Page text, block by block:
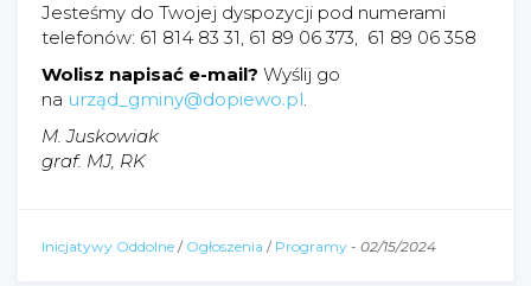
Jesteśmy do Twojej dyspozycji pod numerami
telefonów: 61 814 83 31, 61 89 06 373, 61 89 06 358
Wolisz napisać e-mail? Wyślij go
na urząd_gminy@dopiewo.pl.
M. Juskowiak
graf. MJ, RK
Inicjatywy Oddolne / Ogłoszenia / Programy - 02/15/2024